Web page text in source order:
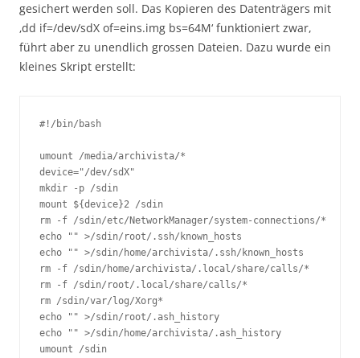
gesichert werden soll. Das Kopieren des Datenträgers mit
‚dd if=/dev/sdX of=eins.img bs=64M‘ funktioniert zwar,
führt aber zu unendlich grossen Dateien. Dazu wurde ein
kleines Skript erstellt:
#!/bin/bash
umount /media/archivista/*
device="/dev/sdX"
mkdir -p /sdin
mount ${device}2 /sdin
rm -f /sdin/etc/NetworkManager/system-connections/*
echo "" >/sdin/root/.ssh/known_hosts
echo "" >/sdin/home/archivista/.ssh/known_hosts
rm -f /sdin/home/archivista/.local/share/calls/*
rm -f /sdin/root/.local/share/calls/*
rm /sdin/var/log/Xorg*
echo "" >/sdin/root/.ash_history
echo "" >/sdin/home/archivista/.ash_history
umount /sdin